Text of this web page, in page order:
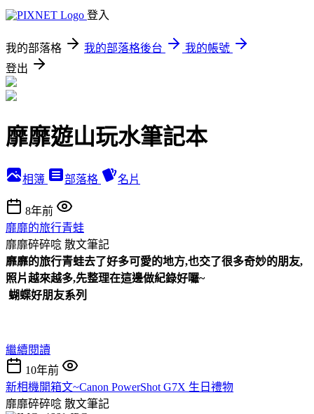
登入
我的部落格 我的部落格後台
我的帳號
登出
靡靡遊山玩水筆記本
相簿 部落格 名片
8年前
靡靡的旅行青蛙
靡靡碎碎唸 散文筆記
靡靡的旅行青蛙去了好多可愛的地方,也交了很多奇妙的朋友,
照片越來越多,先整理在這邊做紀錄好囉~
蝴蝶好朋友系列
繼續閱讀
10年前
新相機開箱文~Canon PowerShot G7X 生日禮物
靡靡碎碎唸 散文筆記